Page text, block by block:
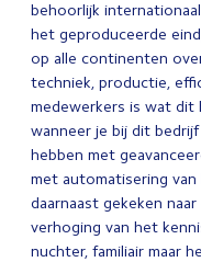
behoorlijk
het geproduceerde
op alle continenten
techniek, productie,
medewerkers is wat dit
wanneer je bij dit
hebben met
met automatisering
daarnaast gekeken
verhoging van het
nuchter, familiair maar